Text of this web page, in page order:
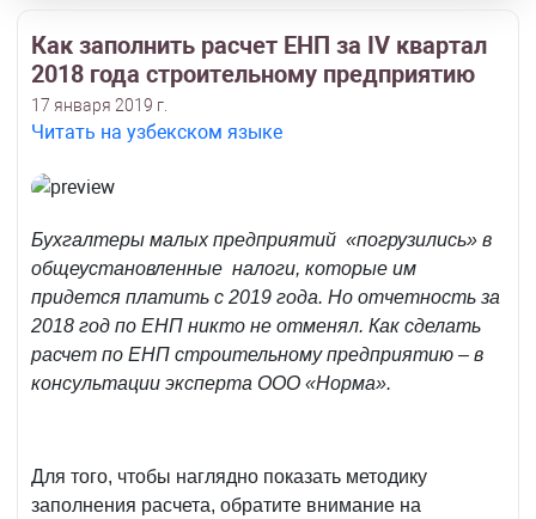
Как заполнить расчет ЕНП за IV квартал
2018 года строительному предприятию
17 января 2019 г.
Читать на узбекском языке
Бухгалтеры малых предприятий «погрузились» в
общеустановленные налоги, которые им
придется платить с 2019 года. Но отчетность за
2018 год по ЕНП никто не отменял. Как сделать
расчет по ЕНП строительному предприятию – в
консультации эксперта ООО «Норма».
Для того, чтобы наглядно показать методику
заполнения расчета, обратите внимание на